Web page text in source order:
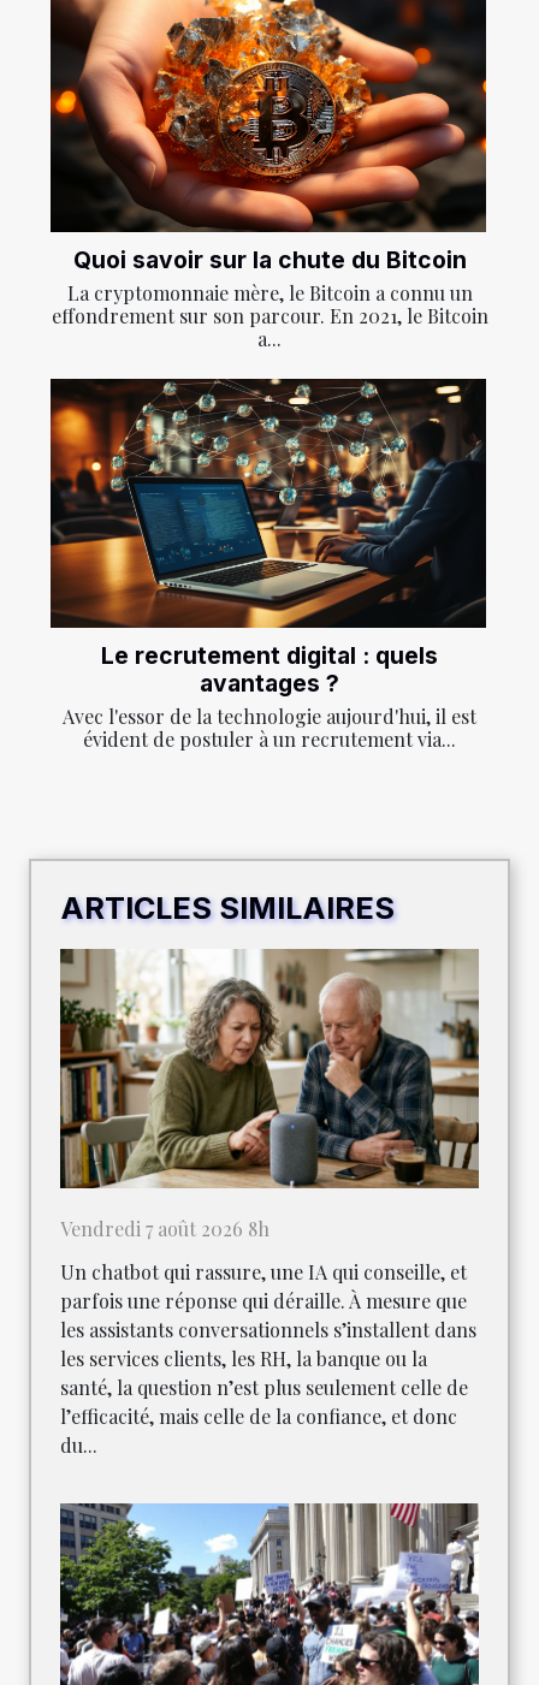
Quoi savoir sur la chute du Bitcoin
La cryptomonnaie mère, le Bitcoin a connu un
effondrement sur son parcour. En 2021, le Bitcoin
a...
Le recrutement digital : quels
avantages ?
Avec l'essor de la technologie aujourd'hui, il est
évident de postuler à un recrutement via...
ARTICLES SIMILAIRES
Vendredi 7 août 2026 8h
Un chatbot qui rassure, une IA qui conseille, et
parfois une réponse qui déraille. À mesure que
les assistants conversationnels s’installent dans
les services clients, les RH, la banque ou la
santé, la question n’est plus seulement celle de
l’efficacité, mais celle de la confiance, et donc
du...